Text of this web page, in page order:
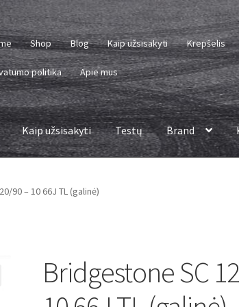
Shop Blog Kaip užsisakyti Krepšelis
politika Apie mus
Kaip užsisakyti Testų Brand
90 – 10 66J TL (galinė)
Bridgestone SC